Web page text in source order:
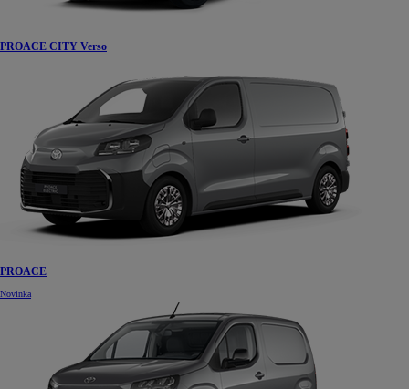
PROACE CITY Verso
PROACE
Novinka